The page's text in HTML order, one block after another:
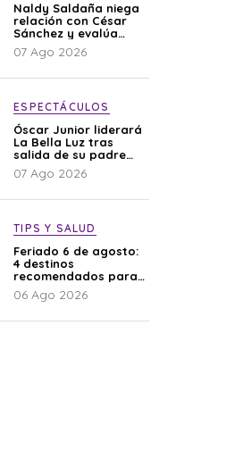
Naldy Saldaña niega
relación con César
Sánchez y evalúa
denunciar a su
esposa: “Es una
07 Ago 2026
ESPECTÁCULOS
Óscar Junior liderará
La Bella Luz tras
salida de su padre
por polémica con
Naldy Saldaña
07 Ago 2026
TIPS Y SALUD
Feriado 6 de agosto:
4 destinos
recomendados para
disfrutar el descanso
06 Ago 2026